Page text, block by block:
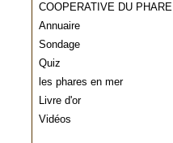
COOPERATIVE DU PHARE
Annuaire
Sondage
Quiz
les phares en mer
Livre d'or
Vidéos